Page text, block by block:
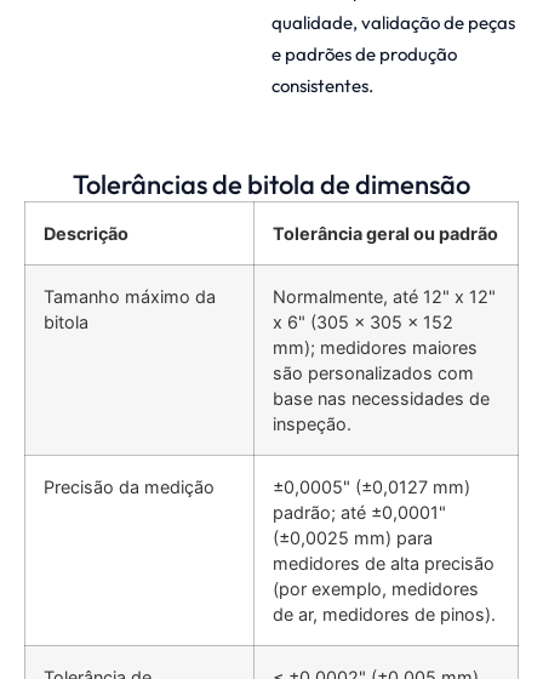
qualidade, validação de peças
e padrões de produção
consistentes.
Tolerâncias de bitola de dimensão
Descrição Tolerância geral ou padrão
Tamanho máximo da
bitola
Normalmente, até 12" x 12"
x 6" (305 x 305 x 152
mm); medidores maiores
são personalizados com
base nas necessidades de
inspeção.
Precisão da medição
±0,0005" (±0,0127 mm)
padrão; até ±0,0001"
(±0,0025 mm) para
medidores de alta precisão
(por exemplo, medidores
de ar, medidores de pinos).